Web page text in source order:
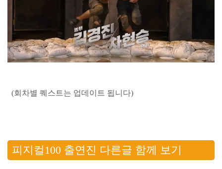
(회차별 퀘스트는 업데이트 됩니다)
피지컬100 출연진 다른글 함께 보기